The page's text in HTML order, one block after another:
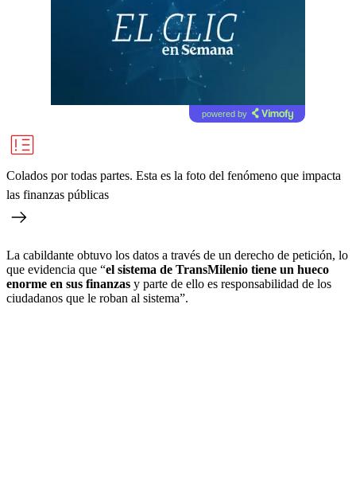
powered by
Colados por todas partes. Esta es la foto del fenómeno que impacta
las finanzas públicas
La cabildante obtuvo los datos a través de un derecho de petición, lo
que evidencia que “el sistema de TransMilenio tiene un hueco
enorme en sus finanzas y parte de ello es responsabilidad de los
ciudadanos que le roban al sistema”.